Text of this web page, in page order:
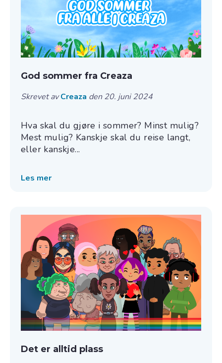
God sommer fra Creaza
Skrevet avCreaza den 20. juni 2024
Hva skal du gjøre i sommer? Minst mulig?
Mest mulig? Kanskje skal du reise langt,
eller kanskje...
Les mer
Det er alltid plass